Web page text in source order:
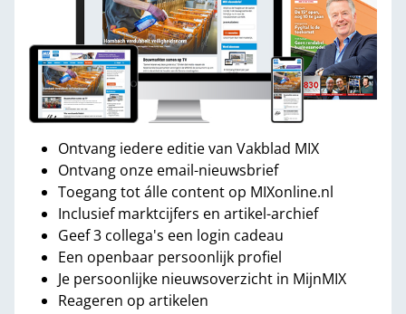
Ontvang iedere editie van Vakblad MIX
Ontvang onze email-nieuwsbrief
Toegang tot álle content op MIXonline.nl
Inclusief marktcijfers en artikel-archief
Geef 3 collega's een login cadeau
Een openbaar persoonlijk profiel
Je persoonlijke nieuwsoverzicht in MijnMIX
Reageren op artikelen